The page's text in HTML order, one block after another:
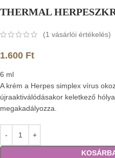
THERMAL
(1 vásárlói értékelés)
1.600 Ft
6 ml
A krém a Herpes simplex vírus
újraaktiválódásakor keletkező
megakadályozza.